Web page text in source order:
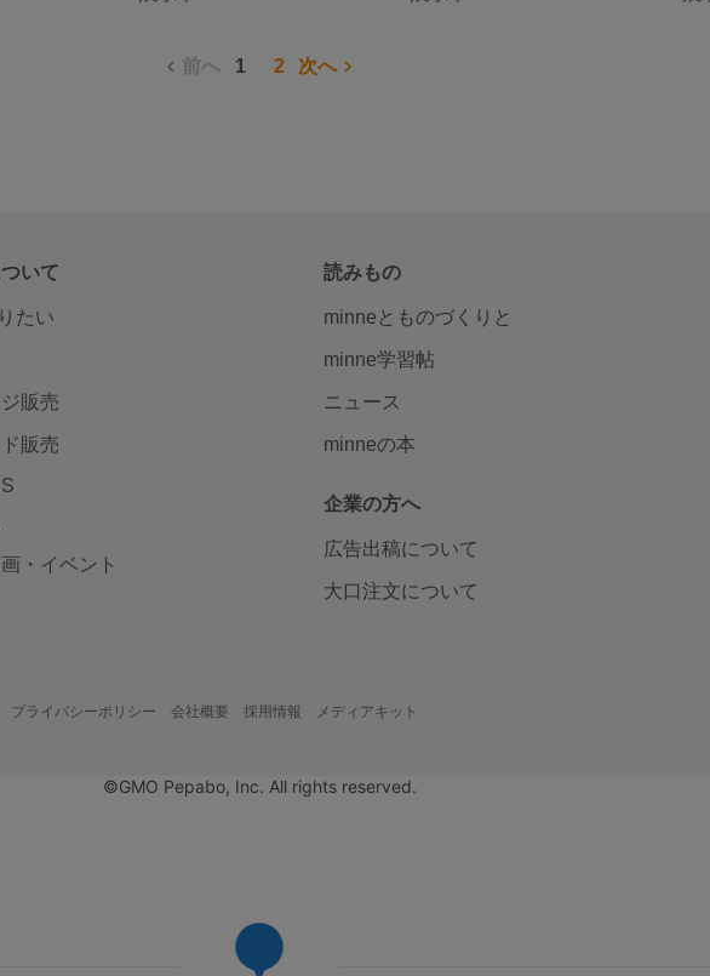
前へ 1 2 次へ
いて
たい
販売
販売
・イベント
読みもの
minneとものづくりと
minne学習帖
ニュース
minneの本
企業の方へ
広告出稿について
大口注文について
プライバシーポリシー 会社概要 採用情報 メディアキット
©GMO Pepabo, Inc. All rights reserved.